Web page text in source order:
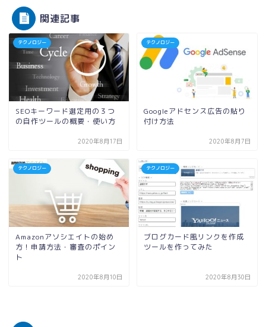
関連記事
テクノロジー
SEOキーワード選定用の３つ
の自作ツールの概要・使い方
2020年8月17日
テクノロジー
Googleアドセンス広告の貼り
付け方法
2020年8月7日
テクノロジー
Amazonアソシエイトの始め
方！申請方法・審査のポイン
ト
2020年8月10日
テクノロジー
ブログカード風リンクを作成
ツールを作ってみた
2020年8月30日